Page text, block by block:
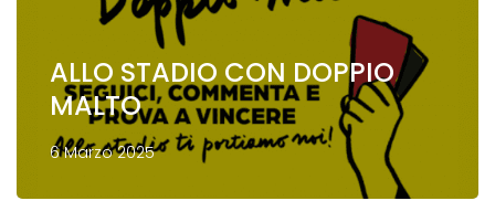
ALLO STADIO CON DOPPIO
MALTO
6 Marzo 2025